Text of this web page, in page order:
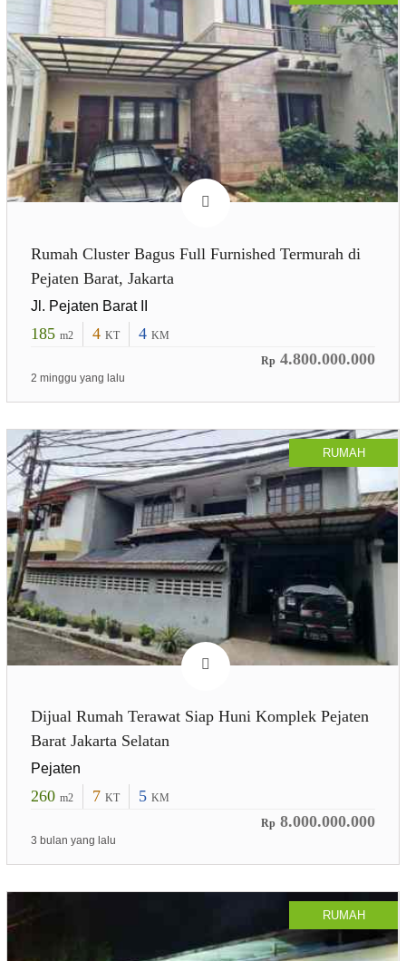
Rumah Cluster Bagus Full Furnished Termurah di
Pejaten Barat, Jakarta
Jl. Pejaten Barat II
185 m2 4 KT 4 KM
Rp 4.800.000.000
2 minggu yang lalu
RUMAH
Dijual Rumah Terawat Siap Huni Komplek Pejaten
Barat Jakarta Selatan
Pejaten
260 m2 7 KT 5 KM
Rp 8.000.000.000
3 bulan yang lalu
RUMAH